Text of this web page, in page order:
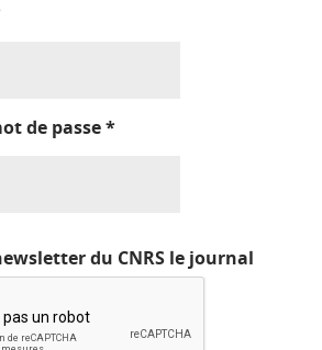
de passe*
du CNRS le journal